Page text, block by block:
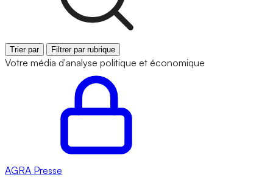
Trier par Filtrer par rubrique
Votre média d'analyse politique et économique
AGRA Presse